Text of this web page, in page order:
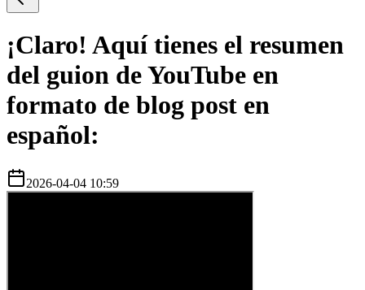
¡Claro! Aquí tienes el resumen
del guion de YouTube en
formato de blog post en
español:
2026-04-04 10:59